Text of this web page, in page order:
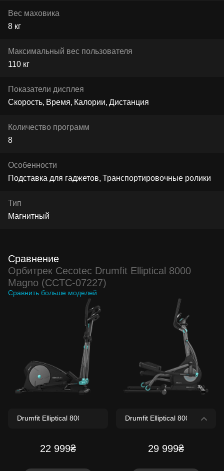
Вес маховика
8 кг
Максимальный вес пользователя
110 кг
Показатели дисплея
Скорость Время Калории Дистанция
Количество программ
8
Особенности
Подставка для гаджетов Транспортировочные ролики
Тип
Магнитный
Сравнение
Орбитрек Cecotec Drumfit Elliptical 8000
Magno (CCTC-07227)
Сравнить больше моделей
22 999₴ 29 999₴